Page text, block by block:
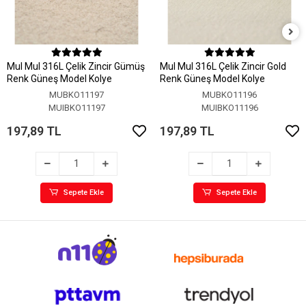
MuI MuI 316L Çelik Zincir Gümüş
Renk Güneş Model Kolye
MUBKO11197
MUIBKO11197
197,89 TL
Sepete Ekle
MuI MuI 316L Çelik Zincir Gold
Renk Güneş Model Kolye
MUBKO11196
MUIBKO11196
197,89 TL
Sepete Ekle